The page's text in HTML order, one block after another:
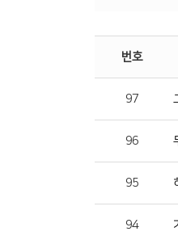
번호
97
96
95
94